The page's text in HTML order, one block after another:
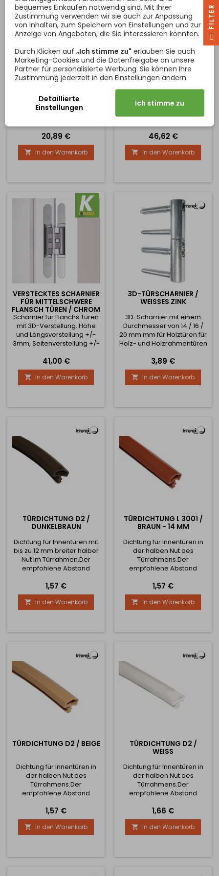
VERDECKTES 3D-
SCHARNIER FÜR LEICHTE,
RAHMENLOSE TÜREN /
Türen mit 3D-Verstellung.
Höhenverstellung +/-
+/- 1,5mm. Maximale
Belastbarkeit der Tür ist
10,5kg für 2 Scharniere.
Minimale Türdicke 18mm
Preis
20,89 €
 In den Warenkorb
VERSTECKTES SCHARNIER
FÜR MITTELSCHWERE
FLANSCH TÜREN / NICKEL
SATIN
Scharnier für Türen mit 3D-
Verstellung. Höhe und
Seitenverstellung +/-
1,5mm. Maximale
Belastbarkeit der Tür ist
40kg für 2 Scharniere.
Montagebohrung identisch
mit Tectus 240D. Optionales
Flansch- oder Stahlrahmen.
Preis
46,62 €
 In den Warenkorb
VERSTECKTES SCHARNIER
FÜR MITTELSCHWERE
FLANSCH TÜREN / CHROM
SATIN
Scharnier für Flanchs Türen
mit 3D-Verstellung. Höhe
und Längsverstellung +/-
3mm, Seitenverstellung +/-
Belastbarkeit der Tür ist
40kg für 2 Scharniere.
Montagebohrung identisch
mit Tectus 240D. Optionales
Flansch- oder Stahlrahmen.
Preis
41,00 €
 In den Warenkorb
3D-TÜRSCHARNIER /
WEISSES ZINK
3D-Scharnier mit einem
Durchmesser von 14 / 16 /
20 mm mm für Holztüren für
Holz- und Holzrahmentüren
des Scharniers in 3
Richtungen Belastbarkeit
für 3 Scharniere 133 kg.
Unterer - Rahmenteil mit 2
verstellbar. Oberer -
Das Scharnier mit...
Preis
3,89 €
 In den Warenkorb
TÜRDICHTUNG D2 /
DUNKELBRAUN
Dichtung für Innentüren mit
bis zu 12 mm breiter halber
Nut im Türrahmen.Der
empfohlene Abstand
und dem Türblatt beträgt 5
mm. Hinweis: Der Preis der
Dichtung versteht sich pro 1
Meter.
Preis
1,57 €
 In den Warenkorb
TÜRDICHTUNG L 3001 /
BRAUN - 14 MM
Dichtung für Innentüren in
der halben Nut des
Türrahmens.Der
empfohlene Abstand
dem Türblatt beträgt 5 mm.
Hinweis: Der Preis der
Dichtung ist für 1 Meter.
Preis
1,57 €
 In den Warenkorb
TÜRDICHTUNG D2 / BEIGE
Dichtung für Innentüren in
der halben Nut des
Türrahmens.Der
empfohlene Abstand
dem Türblatt beträgt 5 mm.
Hinweis: Der Preis der
Dichtung ist für 1 Meter.
Preis
1,57 €
 In den Warenkorb
TÜRDICHTUNG D2 /
WEISS
Dichtung für Innentüren in
der halben Nut des
Türrahmens.Der
empfohlene Abstand
dem Türblatt beträgt 5 mm.
Hinweis: Der Preis der
Dichtung ist für 1 Meter.
Preis
1,66 €
 In den Warenkorb
bequemes Einkaufen notwendig sind. Mit Ihrer
Zustimmung verwenden wir sie auch zur Anpassung
von Inhalten, zum Speichern von Einstellungen und zur
Anzeige von Angeboten, die Sie interessieren könnten.
Durch Klicken auf „Ich stimme zu" erlauben Sie auch
Marketing-Cookies und die Datenfreigabe an unsere
Partner für personalisierte Werbung. Sie können Ihre
Zustimmung jederzeit in den Einstellungen ändern.
Detaillierte
Einstellungen
Ich stimme zu
R